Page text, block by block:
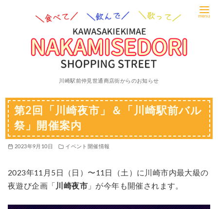
動
川崎駅前仲見世通商店街からのお知らせ
第2回「川崎夜市」＆「川崎駅前バル
祭」開催案内
2023年9月10日 イベント開催情報
2023年11月5日（日）〜11日（土）に川崎市内最大級の
夜遊び企画「 川崎夜市 」が今年も開催されます。